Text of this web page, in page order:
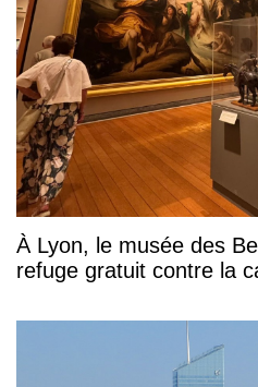
À Lyon, le musée des
refuge gratuit contre la